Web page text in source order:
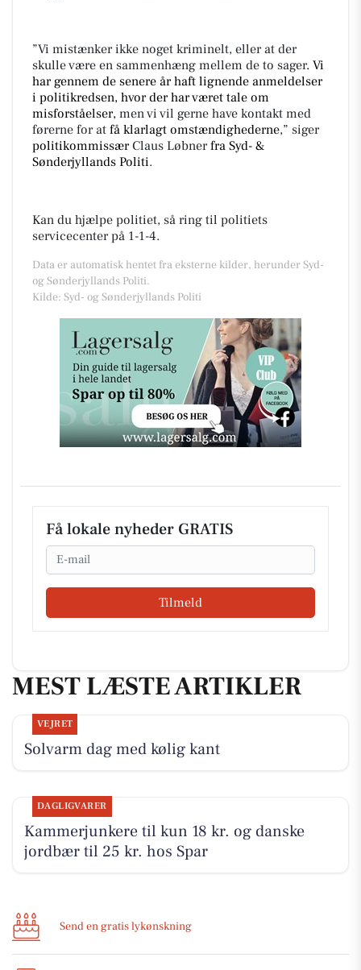
”Vi mistænker ikke noget kriminelt, eller at der
skulle være en sammenhæng mellem de to sager. Vi
har gennem de senere år haft lignende anmeldelser
i politikredsen, hvor der har været tale om
misforståelser, men vi vil gerne have kontakt med
førerne for at få klarlagt omstændighederne,” siger
politikommissærClaus Løbnerfra Syd- &
Sønderjyllands Politi.
Kan du hjælpe politiet, så ring til politiets
servicecenter på 1-1-4.
Data er automatisk hentet fra eksterne kilder, herunder Syd-
og Sønderjyllands Politi.
Kilde: Syd- og Sønderjyllands Politi
Få lokale nyheder GRATIS
Email
Tilmeld
MEST LÆSTE ARTIKLER
VEJRET
Solvarm dag med kølig kant
DAGLIGVARER
Kammerjunkere til kun 18 kr. og danske
jordbær til 25 kr. hos Spar
Send en gratis lykønskning